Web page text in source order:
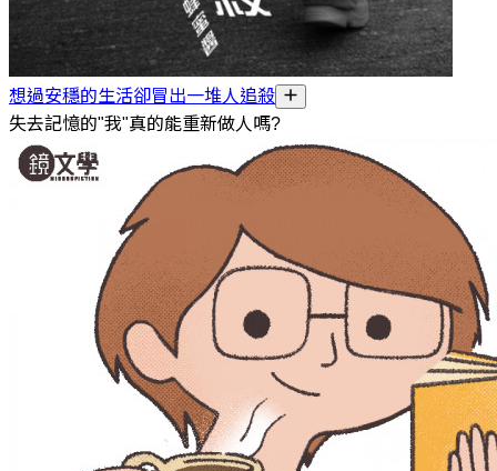
想過安穩的生活卻冒出一堆人追殺
失去記憶的"我"真的能重新做人嗎?